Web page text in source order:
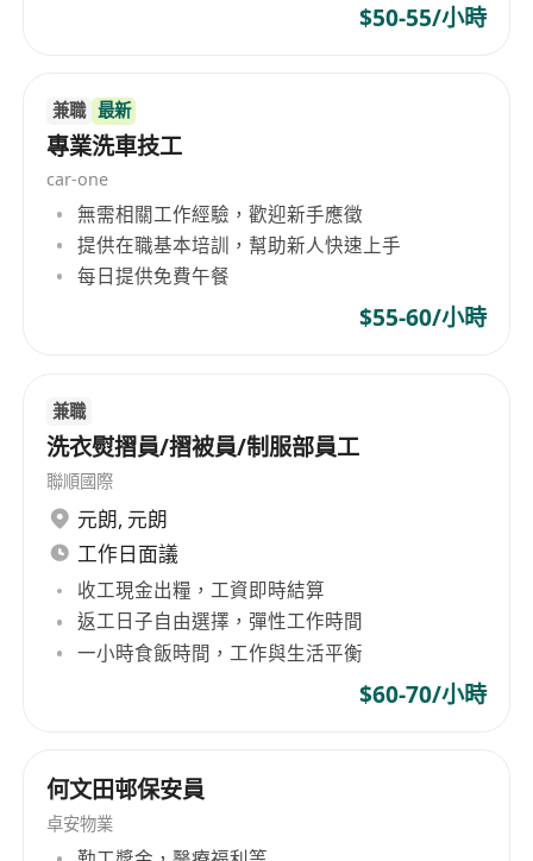
醫療及牙科保險
免費產品及療程
員工購物優惠
提供有薪在職培訓
良好晉升機會
職位要求：
具良好語言技巧、優質服務態度、積極主動及團
隊精神
勤奮有禮，誠實可靠，有責任心
每天工作八小時﹝另一小時用膳﹞
上班時間 :
星期一至五: 中午12時至下午9時
星期六: 上午10時至下午7時
星期日休息
地點 : 尖沙咀、旺角、銅鑼灣、金鐘
有意應徵者請按"傳送投遞消息"申請/WhatsApp
6407-1496
*求職者遞交個人資料只作招聘用途，所有資料絕對
$50-55/小時
兼職 最新
專業洗車技工
car-one
無需相關工作經驗，歡迎新手應徵
提供在職基本培訓，幫助新人快速上手
每日提供免費午餐
$55-60/小時
兼職
洗衣熨摺員/摺被員/制服部員工
聯順國際
元朗, 元朗
工作日面議
收工現金出糧，工資即時結算
返工日子自由選擇，彈性工作時間
一小時食飯時間，工作與生活平衡
$60-70/小時
何文田邨保安員
卓安物業